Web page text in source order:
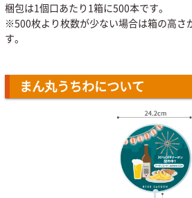
梱包は1個口あたり1箱に500本です。
※500枚より枚数が少ない場合は箱の高さ
す。
まん丸うちわについて